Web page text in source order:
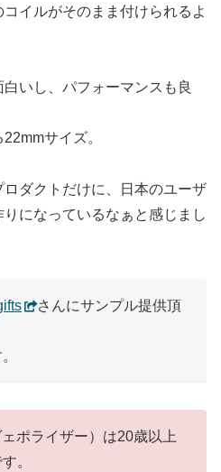
イルがそのまま付けられるよ
いし、パフォーマンスも良
サイズ。
ダクトだけに、日本のユーザ
になっているなぁと感じまし
さんにサンプル提供頂
ポライザー）は20歳以上
。